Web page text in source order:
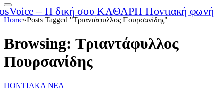
Home»Posts Tagged "Τριαντάφυλλος Πουρσανίδης"
Browsing: Τριαντάφυλλος
Πουρσανίδης
ΠΟΝΤΙΑΚΑ ΝΕΑ